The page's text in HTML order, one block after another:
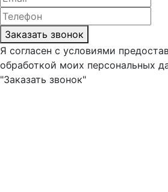
Заказать звонок
Я согласен с условиями
обработкой моих персональных
"Заказать звонок"